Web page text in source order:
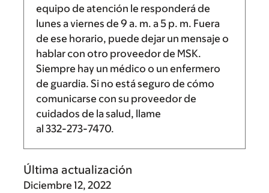
equipo de atención le responderá de
lunes a viernes de 9 a. m. a5 p. m. Fuera
de ese horario, puede dejar un mensaje o
hablar con otro proveedor de MSK.
Siempre hay un médico o un enfermero
de guardia. Si no está seguro de cómo
comunicarse con su proveedor de
cuidados de la salud, llame
al 332-273-7470.
Última actualización
Diciembre 12, 2022